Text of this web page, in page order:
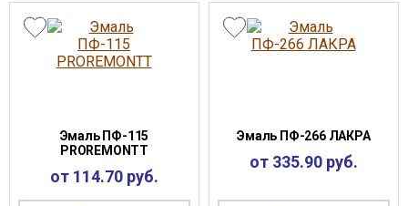
Эмаль ПФ-115
PROREMONTT
от 114.70 руб.
Эмаль ПФ-266 ЛАКРА
от 335.90 руб.